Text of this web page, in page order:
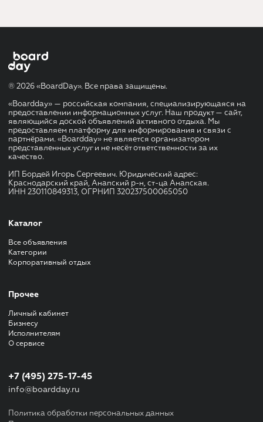
® 2026 «BoardDay». Все права защищены.
«Boardday» — российская компания, специализирующаяся на
предоставлении информационных услуг. Наш продукт — сайт,
являющийся доской объявлений активного отдыха. Мы
предоставляем платформу для информирования и связи с
партнёрами. «Boardday» не является организатором
представленных услуг и не несёт ответственности за их
качество.
ИП Бордей Игорь Сергеевич. Юридический адрес:
Краснодарский край, Анапский р-н, ст-ца Анапская.
ИНН 230110849313, ОГРНИП 320237500065050
Каталог
Все объявления
Категории
Корпоративный отдых
Прочее
Личный кабинет
Бизнесу
Исполнителям
О сервисе
+7 (495) 275-17-45
info@boardday.ru
Политика обработки персональных данных